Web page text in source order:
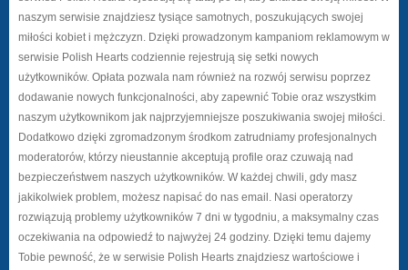
naszym serwisie znajdziesz tysiące samotnych, poszukujących swojej
miłości kobiet i mężczyzn. Dzięki prowadzonym kampaniom reklamowym w
serwisie Polish Hearts codziennie rejestrują się setki nowych
użytkowników. Opłata pozwala nam również na rozwój serwisu poprzez
dodawanie nowych funkcjonalności, aby zapewnić Tobie oraz wszystkim
naszym użytkownikom jak najprzyjemniejsze poszukiwania swojej miłości.
Dodatkowo dzięki zgromadzonym środkom zatrudniamy profesjonalnych
moderatorów, którzy nieustannie akceptują profile oraz czuwają nad
bezpieczeństwem naszych użytkowników. W każdej chwili, gdy masz
jakikolwiek problem, możesz napisać do nas email. Nasi operatorzy
rozwiązują problemy użytkowników 7 dni w tygodniu, a maksymalny czas
oczekiwania na odpowiedź to najwyżej 24 godziny. Dzięki temu dajemy
Tobie pewność, że w serwisie Polish Hearts znajdziesz wartościowe i